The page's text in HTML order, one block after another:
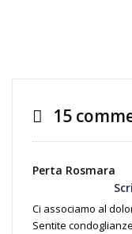
15
Perta Rosmara
Ci associamo al
Sentite